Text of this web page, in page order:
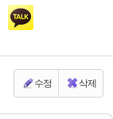
수정 삭제